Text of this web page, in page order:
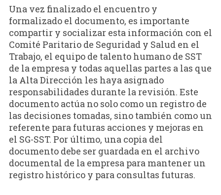
Una vez finalizado el encuentro y
formalizado el documento, es importante
compartir y socializar esta información con el
Comité Paritario de Seguridad y Salud en el
Trabajo, el equipo de talento humano de SST
de la empresa y todas aquellas partes a las que
la Alta Dirección les haya asignado
responsabilidades durante la revisión. Este
documento actúa no solo como un registro de
las decisiones tomadas, sino también como un
referente para futuras acciones y mejoras en
el SG-SST. Por último, una copia del
documento debe ser guardada en el archivo
documental de la empresa para mantener un
registro histórico y para consultas futuras.